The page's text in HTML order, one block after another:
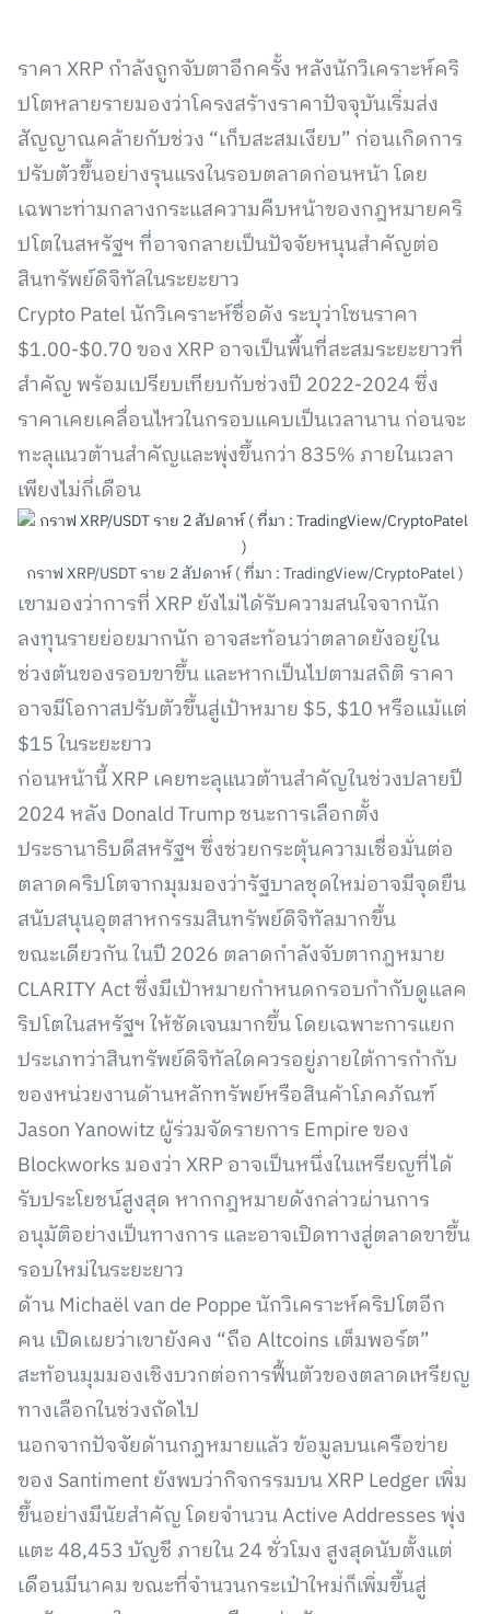
ราคา XRP กำลังถูกจับตาอีกครั้ง หลังนักวิเคราะห์คริ
ปโตหลายรายมองว่าโครงสร้างราคาปัจจุบันเริ่มส่ง
สัญญาณคล้ายกับช่วง “เก็บสะสมเงียบ” ก่อนเกิดการ
ปรับตัวขึ้นอย่างรุนแรงในรอบตลาดก่อนหน้า โดย
เฉพาะท่ามกลางกระแสความคืบหน้าของกฎหมายคริ
ปโตในสหรัฐฯ ที่อาจกลายเป็นปัจจัยหนุนสำคัญต่อ
สินทรัพย์ดิจิทัลในระยะยาว
Crypto Patel นักวิเคราะห์ชื่อดัง ระบุว่าโซนราคา
$1.00-$0.70 ของ XRP อาจเป็นพื้นที่สะสมระยะยาวที่
สำคัญ พร้อมเปรียบเทียบกับช่วงปี 2022-2024 ซึ่ง
ราคาเคยเคลื่อนไหวในกรอบแคบเป็นเวลานาน ก่อนจะ
ทะลุแนวต้านสำคัญและพุ่งขึ้นกว่า 835% ภายในเวลา
เพียงไม่กี่เดือน
กราฟ XRP/USDT ราย 2 สัปดาห์ ( ที่มา : TradingView/CryptoPatel )
เขามองว่าการที่ XRP ยังไม่ได้รับความสนใจจากนัก
ลงทุนรายย่อยมากนัก อาจสะท้อนว่าตลาดยังอยู่ใน
ช่วงต้นของรอบขาขึ้น และหากเป็นไปตามสถิติ ราคา
อาจมีโอกาสปรับตัวขึ้นสู่เป้าหมาย $5, $10 หรือแม้แต่
$15 ในระยะยาว
ก่อนหน้านี้ XRP เคยทะลุแนวต้านสำคัญในช่วงปลายปี
2024 หลัง Donald Trump ชนะการเลือกตั้ง
ประธานาธิบดีสหรัฐฯ ซึ่งช่วยกระตุ้นความเชื่อมั่นต่อ
ตลาดคริปโตจากมุมมองว่ารัฐบาลชุดใหม่อาจมีจุดยืน
สนับสนุนอุตสาหกรรมสินทรัพย์ดิจิทัลมากขึ้น
ขณะเดียวกัน ในปี 2026 ตลาดกำลังจับตากฎหมาย
CLARITY Act ซึ่งมีเป้าหมายกำหนดกรอบกำกับดูแลค
ริปโตในสหรัฐฯ ให้ชัดเจนมากขึ้น โดยเฉพาะการแยก
ประเภทว่าสินทรัพย์ดิจิทัลใดควรอยู่ภายใต้การกำกับ
ของหน่วยงานด้านหลักทรัพย์หรือสินค้าโภคภัณฑ์
Jason Yanowitz ผู้ร่วมจัดรายการ Empire ของ
Blockworks มองว่า XRP อาจเป็นหนึ่งในเหรียญที่ได้
รับประโยชน์สูงสุด หากกฎหมายดังกล่าวผ่านการ
อนุมัติอย่างเป็นทางการ และอาจเปิดทางสู่ตลาดขาขึ้น
รอบใหม่ในระยะยาว
ด้าน Michaël van de Poppe นักวิเคราะห์คริปโตอีก
คน เปิดเผยว่าเขายังคง “ถือ Altcoins เต็มพอร์ต”
สะท้อนมุมมองเชิงบวกต่อการฟื้นตัวของตลาดเหรียญ
ทางเลือกในช่วงถัดไป
นอกจากปัจจัยด้านกฎหมายแล้ว ข้อมูลบนเครือข่าย
ของ Santiment ยังพบว่ากิจกรรมบน XRP Ledger เพิ่ม
ขึ้นอย่างมีนัยสำคัญ โดยจำนวน Active Addresses พุ่ง
แตะ 48,453 บัญชี ภายใน 24 ชั่วโมง สูงสุดนับตั้งแต่
เดือนมีนาคม ขณะที่จำนวนกระเป๋าใหม่ก็เพิ่มขึ้นสู่